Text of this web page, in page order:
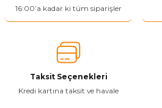
Ürün resmi kalitesiz, bozuk veya
Ürün bilgilerinde hatalar bulunuyor.
Ürün fiyatı diğer sitelerden daha pahalı.
Bu ürüne benzer farklı alternatifler
16:00’a kadar ki tüm siparişler
Taksit Seçenekleri
Kredi kartına taksit ve havale